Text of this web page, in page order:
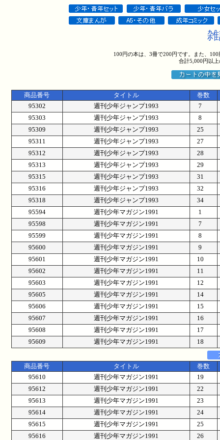
100円の本は、3冊で200円です。また、
合計5,000円以
商品番号 タイトル
巻数
95302
週刊少年ジャンプ1993
7
95303
週刊少年ジャンプ1993
8
95309
週刊少年ジャンプ1993
25
95311
週刊少年ジャンプ1993
27
95312
週刊少年ジャンプ1993
28
95313
週刊少年ジャンプ1993
29
95315
週刊少年ジャンプ1993
31
95316
週刊少年ジャンプ1993
32
95318
週刊少年ジャンプ1993
34
95594
週刊少年マガジン1991
1
95598
週刊少年マガジン1991
7
95599
週刊少年マガジン1991
8
95600
週刊少年マガジン1991
9
95601
週刊少年マガジン1991
10
95602
週刊少年マガジン1991
11
95603
週刊少年マガジン1991
12
95605
週刊少年マガジン1991
14
95606
週刊少年マガジン1991
15
95607
週刊少年マガジン1991
16
95608
週刊少年マガジン1991
17
95609
週刊少年マガジン1991 18
商品番号 タイトル
巻数
95610
週刊少年マガジン1991
19
95612
週刊少年マガジン1991
22
95613
週刊少年マガジン1991
23
95614
週刊少年マガジン1991
24
95615
週刊少年マガジン1991
25
95616
週刊少年マガジン1991
26